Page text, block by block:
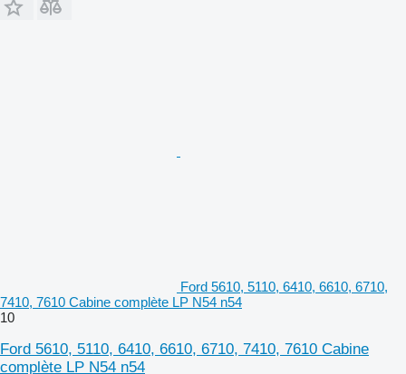
Ford 5610, 5110, 6410, 6610, 6710,
7410, 7610 Cabine complète LP N54 n54
10
Ford 5610, 5110, 6410, 6610, 6710, 7410, 7610 Cabine
complète LP N54 n54